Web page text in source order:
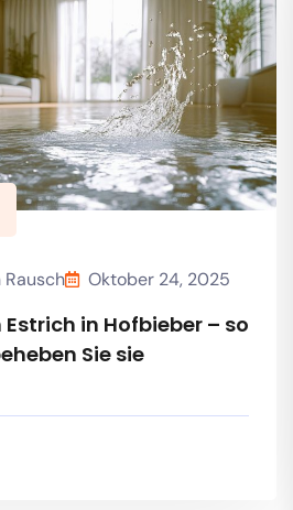
Oktober 24, 2025
in Hofbieber – so
Sie sie